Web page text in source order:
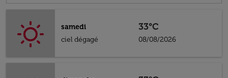
samedi
ciel dégagé
33°C
08/08/2026